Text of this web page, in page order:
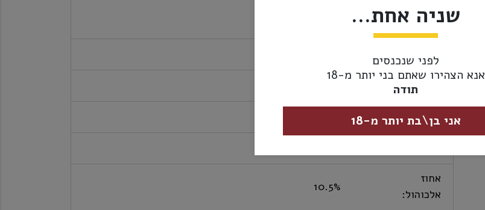
צבע:
מידת יובש:
כשרות:
גודל בקבוק:
אחוז
אלכוהול:
10.5%
שניה אחת...
לפני שנכנסים
אנא הצהירו שאתם בני יותר מ-18
תודה
אני בן\בת יותר מ-18